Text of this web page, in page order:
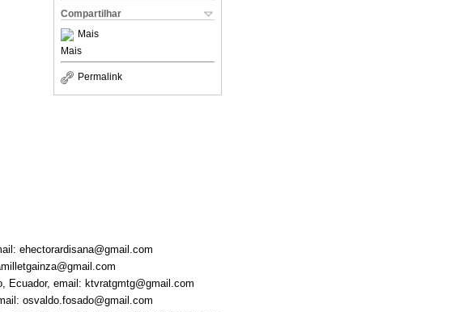
Compartilhar
Mais
Mais
Permalink
ehectorardisana@gmail.com
Ecuador, email: ktvratgmtg@gmail.com
osvaldo.fosado@gmail.com